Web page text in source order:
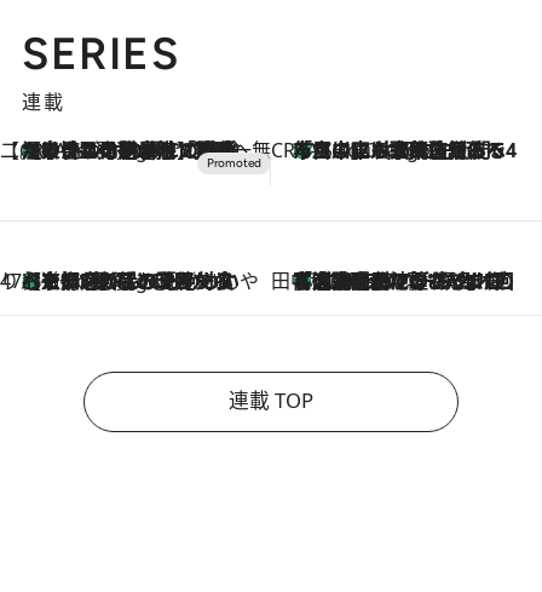
SERIES
連載
【CREA×星野リゾート】唯一無二。癒しと発見が待つ場所へ
6 Hours Ago
【トンボの足水浴】ヒノキの香りに包まれて涼感マックス！約13℃の湧水かけ流しを避暑地「星野温泉 トンボの湯」で体験 CREA'S CHOICE
8 Hours Ago
「立川にも歌舞伎があるんだよ」 片岡仁左衛門・市川中車ら豪華座組みで4年目の立川立飛歌舞伎へ
47都道府県の手みやげ ひんやりスイーツで夏を満喫
8 Hours Ago
【京都府】この夏絶対食べたい 冷やしておいしいおやつ3選 ひと口目から心を掴む新緑のテリーヌ 田中稲の勝手に再ブーム
2026.8.7
「湘南乃風に憧れて」観客大盛上がりの“タオル回し”に、ラッパー顔負けの高速歌唱まで…さだまさし（74）のアグレッシブすぎる現在地
連載 TOP